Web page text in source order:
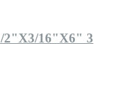
2"X3/16"X6" 3